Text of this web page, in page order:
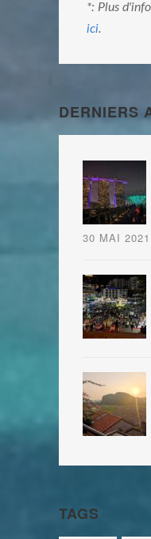
*: Plus
ici.
DERNIERS
30 MAI 2021
TAGS